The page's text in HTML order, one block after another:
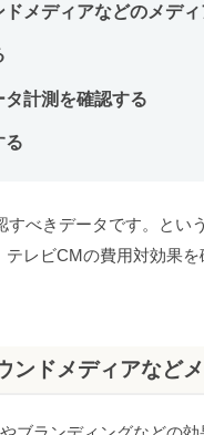
メディアなどのメデ
計測を確認する
る
べきデータです。とい
レビCMの費用対効果
ンドメディアなど